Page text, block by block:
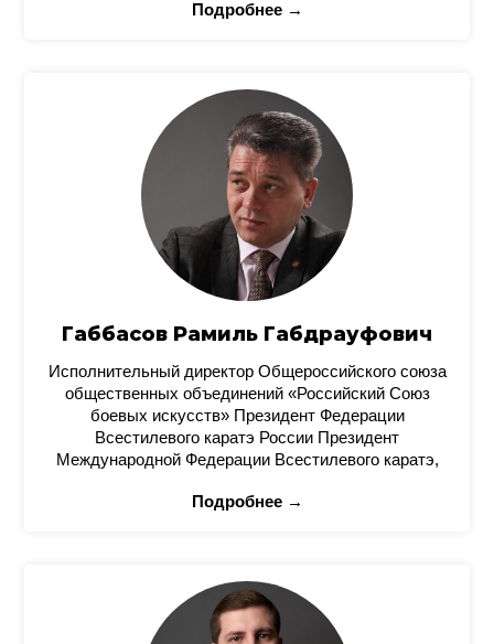
Подробнее →
Габбасов Рамиль Габдрауфович
Исполнительный директор Общероссийского союза
общественных объединений «Российский Союз
боевых искусств» Президент Федерации
Всестилевого каратэ России Президент
Международной Федерации Всестилевого каратэ,
Подробнее →